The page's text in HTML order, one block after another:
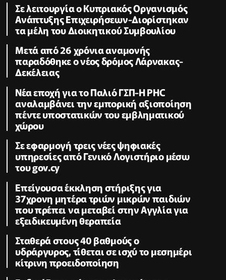
Σε λειτουργία ο Κυπριακός Οργανισμός
Ανάπτυξης Επιχειρήσεων-Διορίστηκαν
τα μέλη του Διοικητικού Συμβουλίου
Μετά από 26 χρόνια αναμονής
παραδόθηκε ο νέος δρόμος Λάρνακας-
Δεκέλειας
Νέα εποχή για το Παλιό ΓΣΠ-Η PHC
αναλαμβάνει την εμπορική αξιοποίηση
πέντε υποστατικών του εμβληματικού
χώρου
Σε εφαρμογή τρεις νέες ψηφιακές
υπηρεσίες από Γενικό Λογιστήριο μέσω
του gov.cy
Επείγουσα έκκληση στήριξης για
37χρονη μητέρα τριών μικρών παιδιών
που πρέπει να μεταβεί στην Αγγλία για
εξειδικευμένη θεραπεία
Σταθερά στους 40 βαθμούς ο
υδράργυρος, τίθεται σε ισχύ το μεσημέρι
κίτρινη προειδοποίηση